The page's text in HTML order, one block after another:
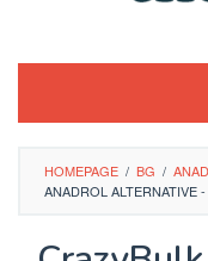
HOMEPAGE / BG /
ANADROL